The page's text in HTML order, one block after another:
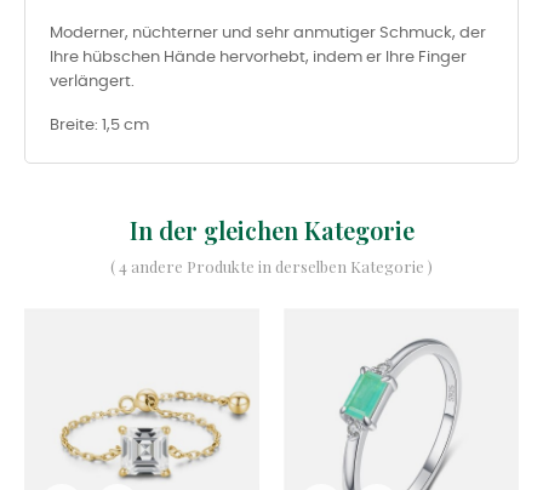
Moderner, nüchterner und sehr anmutiger Schmuck, der
Ihre hübschen Hände hervorhebt, indem er Ihre Finger
verlängert.
Breite: 1,5 cm
In der gleichen Kategorie
( 4 andere Produkte in derselben Kategorie )